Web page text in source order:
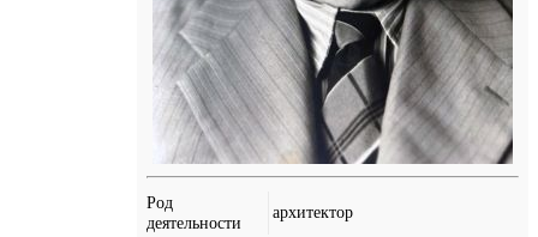
Род
деятельности
архитектор